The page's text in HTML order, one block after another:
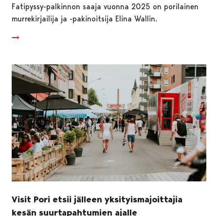
Fatipyssy-palkinnon saaja vuonna 2025 on porilainen
murrekirjailija ja -pakinoitsija Elina Wallin.
Visit Pori etsii jälleen yksityismajoittajia
kesän suurtapahtumien ajalle